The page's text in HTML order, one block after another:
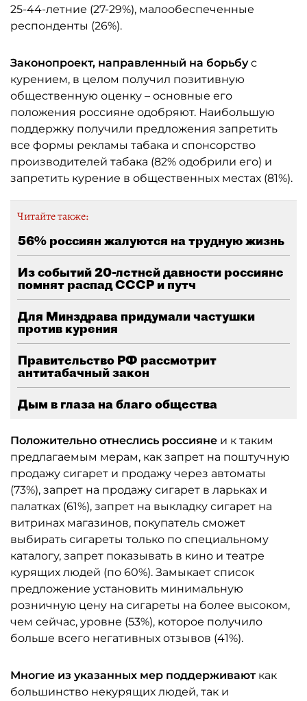
25-44-летние (27-29%), малообеспеченные
респонденты (26%).
Законопроект, направленный на борьбус
курением, в целом получил позитивную
общественную оценку – основные его
положения россияне одобряют. Наибольшую
поддержку получили предложения запретить
все формы рекламы табака и спонсорство
производителей табака (82% одобрили его) и
запретить курение в общественных местах (81%).
Читайте также:
56% россиян жалуются на трудную жизнь
Из событий 20-летней давности россияне
помнят распад СССР и путч
Для Минздрава придумали частушки
против курения
Правительство РФ рассмотрит
антитабачный закон
Дым в глаза на благо общества
Положительно отнеслись россияне и к таким
предлагаемым мерам, как запрет на поштучную
продажу сигарет и продажу через автоматы
(73%), запрет на продажу сигарет в ларьках и
палатках (61%), запрет на выкладку сигарет на
витринах магазинов, покупатель сможет
выбирать сигареты только по специальному
каталогу, запрет показывать в кино и театре
курящих людей (по 60%). Замыкает список
предложение установить минимальную
розничную цену на сигареты на более высоком,
чем сейчас, уровне (53%), которое получило
больше всего негативных отзывов (41%).
Многие из указанных мер поддерживают как
большинство некурящих людей, так и